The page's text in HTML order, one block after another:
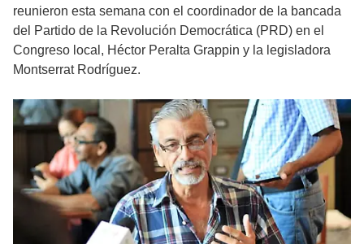
reunieron esta semana con el coordinador de la bancada
del Partido de la Revolución Democrática (PRD) en el
Congreso local, Héctor Peralta Grappin y la legisladora
Montserrat Rodríguez.